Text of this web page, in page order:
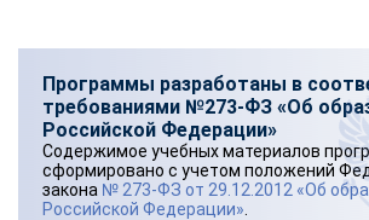
Программы разработаны в
требованиями №273-ФЗ «Об
Российской Федерации»
Содержимое учебных материалов
сформировано с учетом положений
закона № 273-ФЗ от 29.12.2012 «Об
Российской Федерации»
Vkontakte EMail
Max